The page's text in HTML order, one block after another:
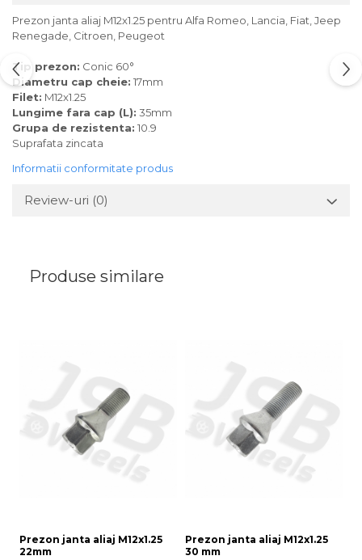
Prezon janta aliaj M12x1.25 pentru Alfa Romeo, Lancia, Fiat, Jeep
Renegade, Citroen, Peugeot
Tip prezon: Conic 60°
Diametru cap cheie: 17mm
Filet: M12x1.25
Lungime fara cap (L): 35mm
Grupa de rezistenta: 10.9
Suprafata zincata
Informatii conformitate produs
Review-uri (0)
Produse similare
Prezon janta aliaj M12x1.25
22mm
Prezon janta aliaj M12x1.25
30 mm